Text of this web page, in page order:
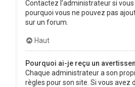
Contactez l’administrateur si
pourquoi vous ne pouvez pas
sur un forum.
Haut
Pourquoi ai-je reçu un
Chaque administrateur a son
règles pour son site. Si vous avez